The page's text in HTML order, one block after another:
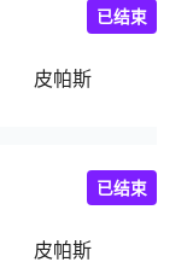
皮帕斯
已结束
皮帕斯
已结束